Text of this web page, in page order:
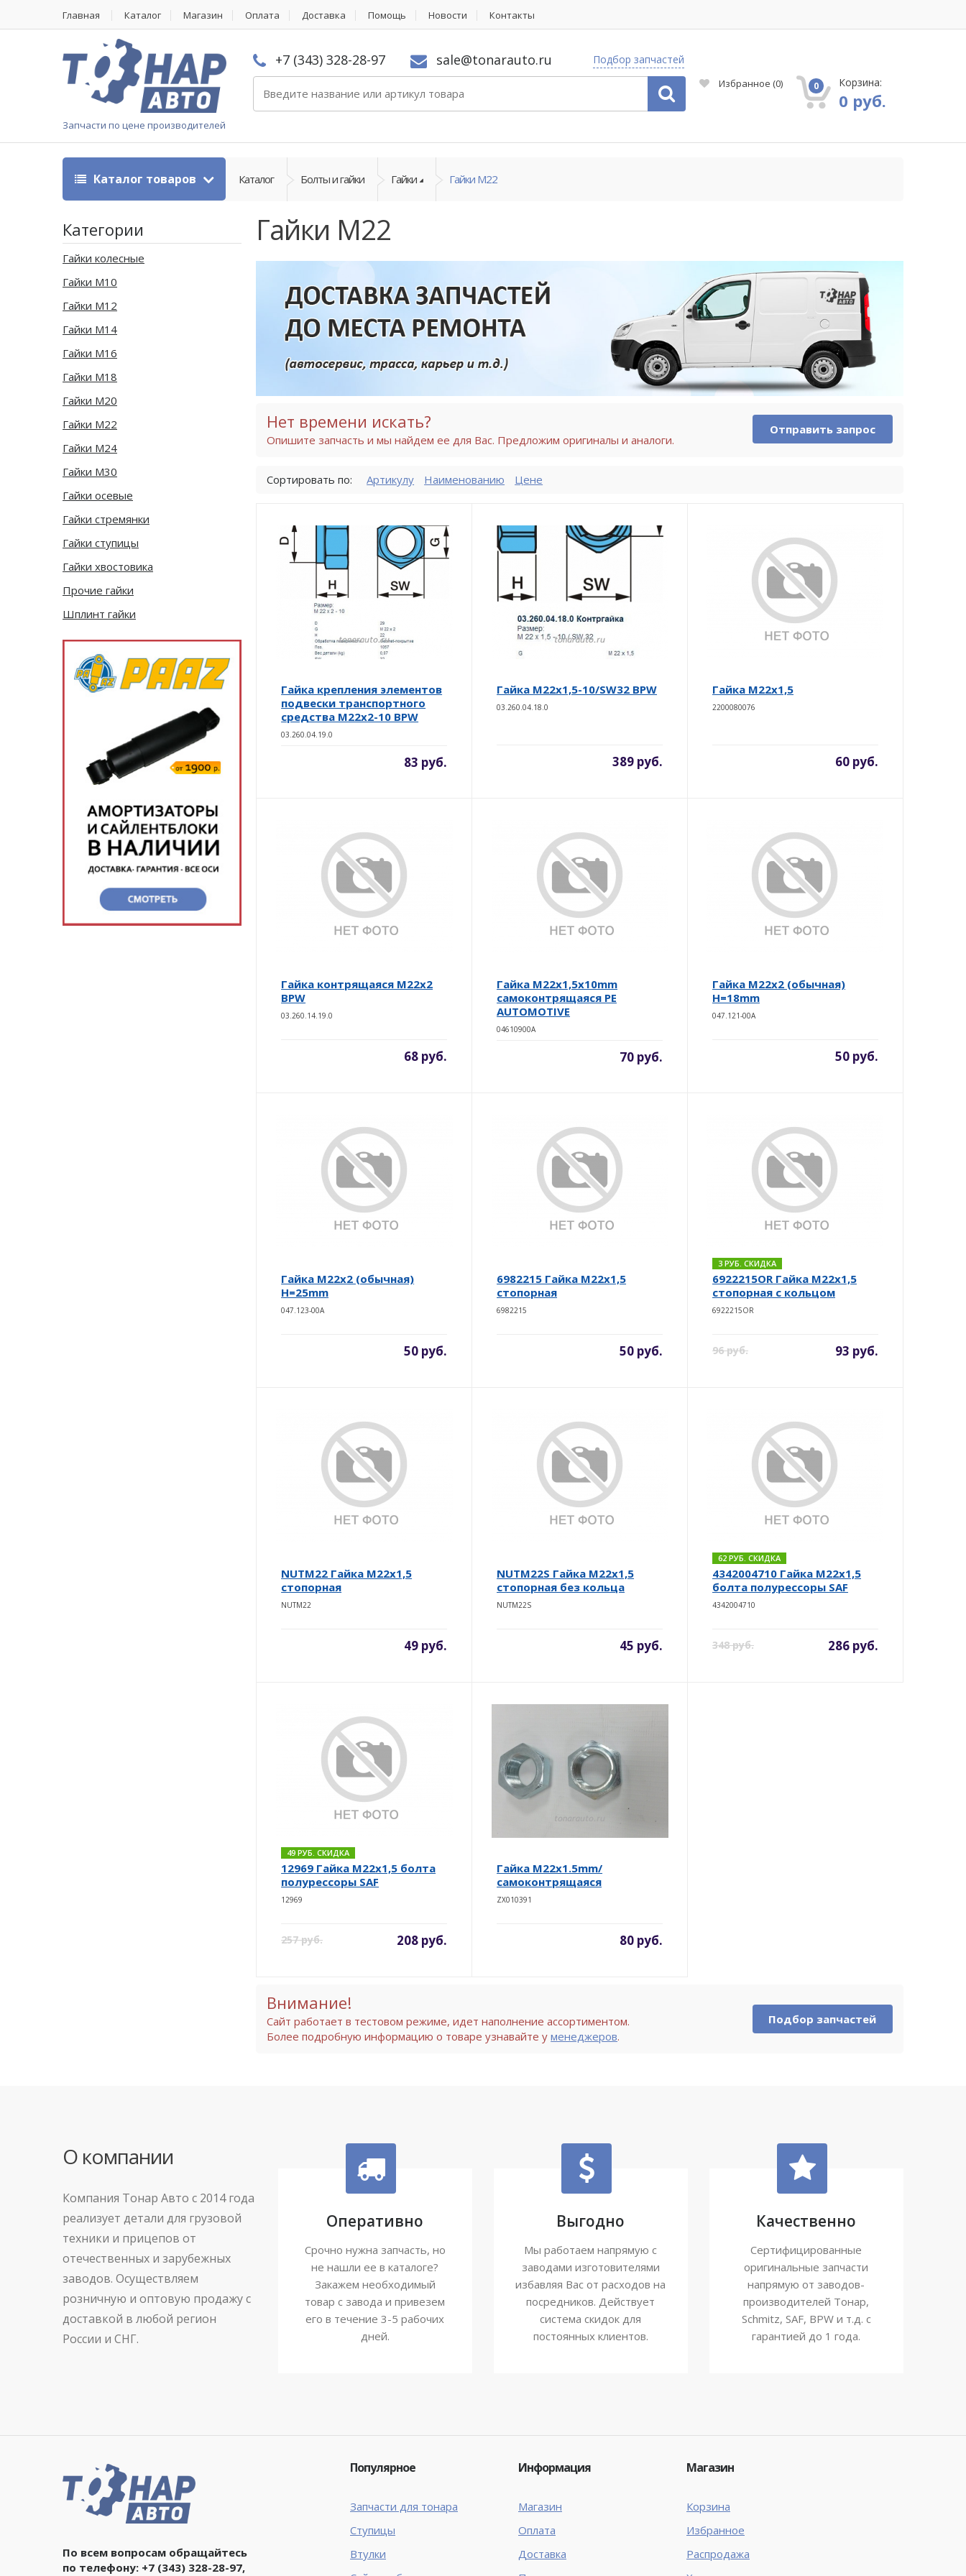
Главная Каталог Магазин Оплата Доставка Помощь Новости Контакты
Запчасти по цене производителей
+7 (343) 328-28-97 sale@tonarauto.ru Подбор запчастей
Избранное (0) 0 Корзина:
0 руб.
Каталог товаров Каталог Болты и гайки Гайки Гайки М22
Гайки М22
Нет времени искать?
Опишите запчасть и мы найдем ее для Вас. Предложим оригиналы и аналоги.
Отправить запрос
Сортировать по: Артикулу Наименованию Цене
Гайка крепления элементов
подвески транспортного
средства М22х2-10 BPW
03.260.04.19.0
83 руб.
Гайка M22x1,5-10/SW32 BPW
03.260.04.18.0
389 руб.
Гайка М22х1,5
2200080076
60 руб.
Гайка контрящаяся М22х2
BPW
03.260.14.19.0
68 руб.
Гайка M22x1,5х10mm
самоконтрящаяся PE
AUTOMOTIVE
04610900A
70 руб.
Гайка М22х2 (обычная)
H=18mm
047.121-00A
50 руб.
Гайка М22х2 (обычная)
H=25mm
047.123-00A
50 руб.
6982215 Гайка М22х1,5
стопорная
6982215
50 руб.
3 РУБ. СКИДКА
6922215OR Гайка М22х1,5
стопорная с кольцом
6922215OR
96 руб. 93 руб.
NUTM22 Гайка М22х1,5
стопорная
NUTM22
49 руб.
NUTM22S Гайка М22х1,5
стопорная без кольца
NUTM22S
45 руб.
62 РУБ. СКИДКА
4342004710 Гайка М22х1,5
болта полурессоры SAF
4342004710
348 руб. 286 руб.
49 РУБ. СКИДКА
12969 Гайка М22х1,5 болта
полурессоры SAF
12969
257 руб. 208 руб.
Гайка M22x1.5mm/
самоконтрящаяся
ZX010391
80 руб.
Внимание!
Сайт работает в тестовом режиме, идет наполнение ассортиментом.
Более подробную информацию о товаре узнавайте уменеджеров.
Подбор запчастей
Категории
Гайки колесные
Гайки М10
Гайки М12
Гайки М14
Гайки М16
Гайки М18
Гайки М20
Гайки М22
Гайки М24
Гайки М30
Гайки осевые
Гайки стремянки
Гайки ступицы
Гайки хвостовика
Прочие гайки
Шплинт гайки
О компании
Компания Тонар Авто с 2014 года
реализует детали для грузовой
техники и прицепов от
отечественных и зарубежных
заводов. Осуществляем
розничную и оптовую продажу с
доставкой в любой регион
России и СНГ.
Оперативно
Срочно нужна запчасть, но
не нашли ее в каталоге?
Закажем необходимый
товар с завода и привезем
его в течение 3-5 рабочих
дней.
Выгодно
Мы работаем напрямую с
заводами изготовителями
избавляя Вас от расходов на
посредников. Действует
система скидок для
постоянных клиентов.
Качественно
Сертифицированные
оригинальные запчасти
напрямую от заводов-
производителей Тонар,
Schmitz, SAF, BPW и т.д. с
гарантией до 1 года.
По всем вопросам обращайтесь
по телефону: +7 (343) 328-28-97,
Популярное
Запчасти для тонара
Ступицы
Втулки
Информация
Магазин
Оплата
Доставка
Магазин
Корзина
Избранное
Распродажа